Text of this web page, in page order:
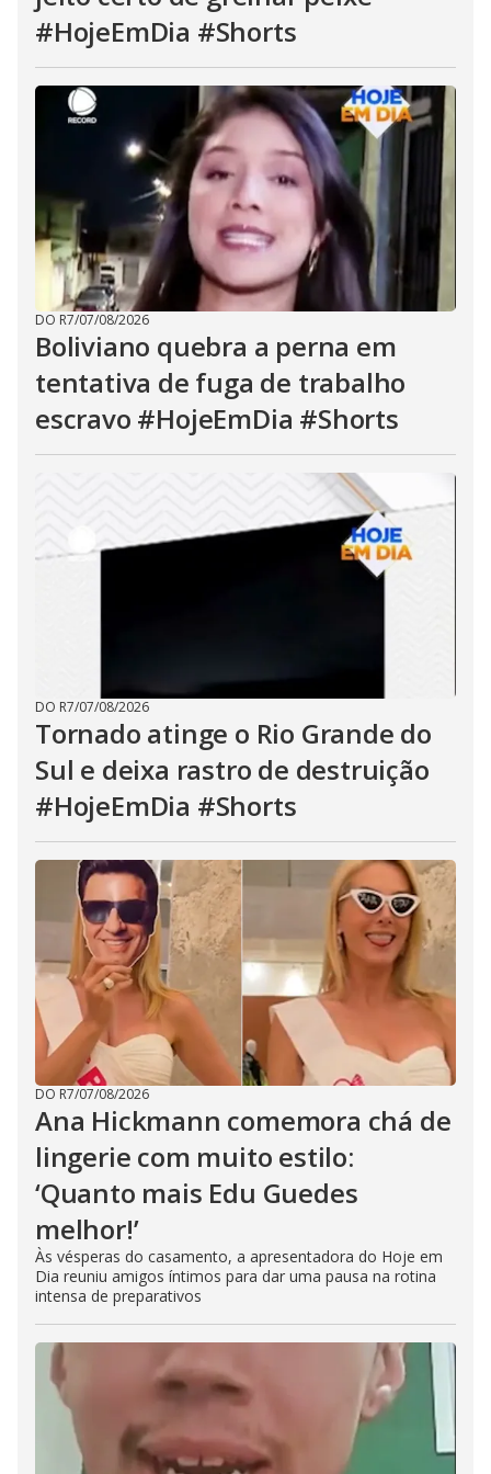
#HojeEmDia #Shorts
DO R7/07/08/2026
Boliviano quebra a perna em
tentativa de fuga de trabalho
escravo #HojeEmDia #Shorts
DO R7/07/08/2026
Tornado atinge o Rio Grande do
Sul e deixa rastro de destruição
#HojeEmDia #Shorts
DO R7/07/08/2026
Ana Hickmann comemora chá de
lingerie com muito estilo:
‘Quanto mais Edu Guedes
melhor!’
Às vésperas do casamento, a apresentadora do Hoje em
Dia reuniu amigos íntimos para dar uma pausa na rotina
intensa de preparativos